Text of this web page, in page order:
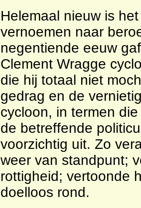
Helemaal nieuw is
vernoemen naar
negentiende eeuw
Clement Wragge
die hij totaal niet
gedrag en de
cycloon, in termen
de betreffende
voorzichtig uit. Zo
weer van standpunt;
rottigheid; vertoonde
doelloos rond.